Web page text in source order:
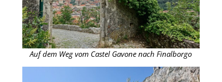
Auf dem Weg vom Castel Gavone nach Finalborgo